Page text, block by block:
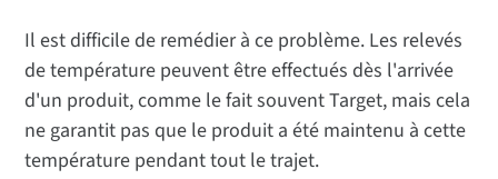
Il est difficile de remédier à ce problème. Les relevés
de température peuvent être effectués dès l'arrivée
d'un produit, comme le fait souvent Target, mais cela
ne garantit pas que le produit a été maintenu à cette
température pendant tout le trajet.